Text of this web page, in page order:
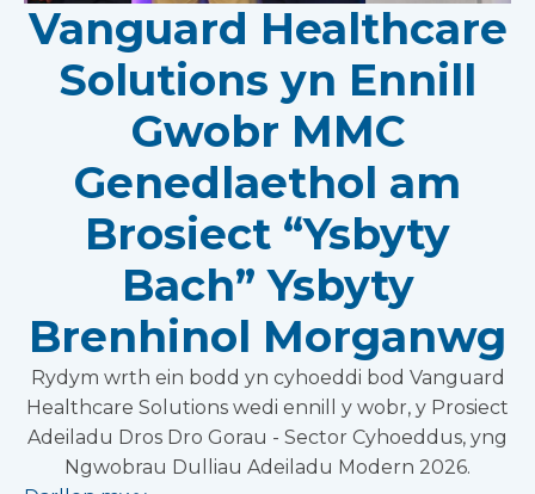
Vanguard Healthcare
Solutions yn Ennill
Gwobr MMC
Genedlaethol am
Brosiect “Ysbyty
Bach” Ysbyty
Brenhinol Morganwg
Rydym wrth ein bodd yn cyhoeddi bod Vanguard
Healthcare Solutions wedi ennill y wobr, y Prosiect
Adeiladu Dros Dro Gorau - Sector Cyhoeddus, yng
Ngwobrau Dulliau Adeiladu Modern 2026.